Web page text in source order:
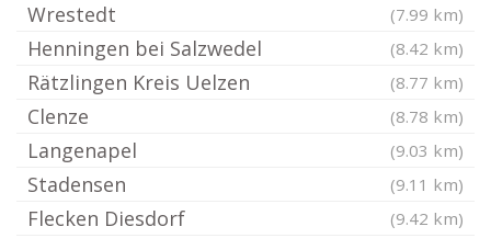
Wrestedt (7.99 km)
Henningen bei Salzwedel (8.42 km)
Rätzlingen Kreis Uelzen (8.77 km)
Clenze (8.78 km)
Langenapel (9.03 km)
Stadensen (9.11 km)
Flecken Diesdorf (9.42 km)